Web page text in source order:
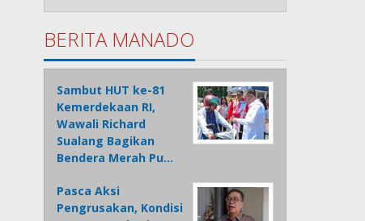
BERITA MANADO
Sambut HUT ke-81
Kemerdekaan RI,
Wawali Richard
Sualang Bagikan
Bendera Merah Pu…
Pasca Aksi
Pengrusakan, Kondisi